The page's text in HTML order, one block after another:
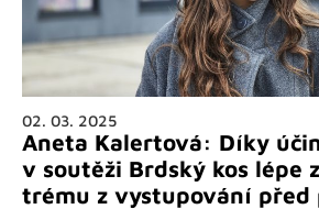
02. 03. 2025
Aneta Kalertová: Díky
v soutěži Brdský kos lépe
trému z vystupování před